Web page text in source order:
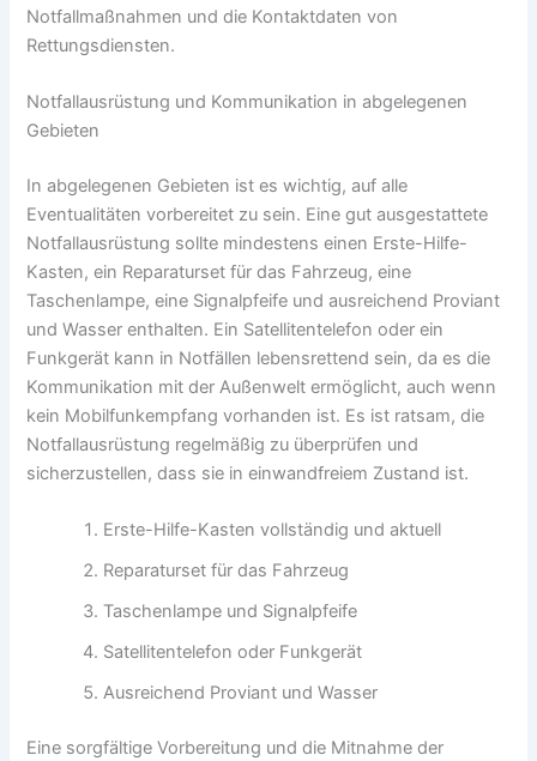
Notfallmaßnahmen und die Kontaktdaten von
Rettungsdiensten.
Notfallausrüstung und Kommunikation in abgelegenen
Gebieten
In abgelegenen Gebieten ist es wichtig, auf alle
Eventualitäten vorbereitet zu sein. Eine gut ausgestattete
Notfallausrüstung sollte mindestens einen Erste-Hilfe-
Kasten, ein Reparaturset für das Fahrzeug, eine
Taschenlampe, eine Signalpfeife und ausreichend Proviant
und Wasser enthalten. Ein Satellitentelefon oder ein
Funkgerät kann in Notfällen lebensrettend sein, da es die
Kommunikation mit der Außenwelt ermöglicht, auch wenn
kein Mobilfunkempfang vorhanden ist. Es ist ratsam, die
Notfallausrüstung regelmäßig zu überprüfen und
sicherzustellen, dass sie in einwandfreiem Zustand ist.
Erste-Hilfe-Kasten vollständig und aktuell
Reparaturset für das Fahrzeug
Taschenlampe und Signalpfeife
Satellitentelefon oder Funkgerät
Ausreichend Proviant und Wasser
Eine sorgfältige Vorbereitung und die Mitnahme der